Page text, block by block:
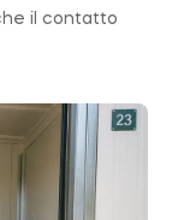
il contatto